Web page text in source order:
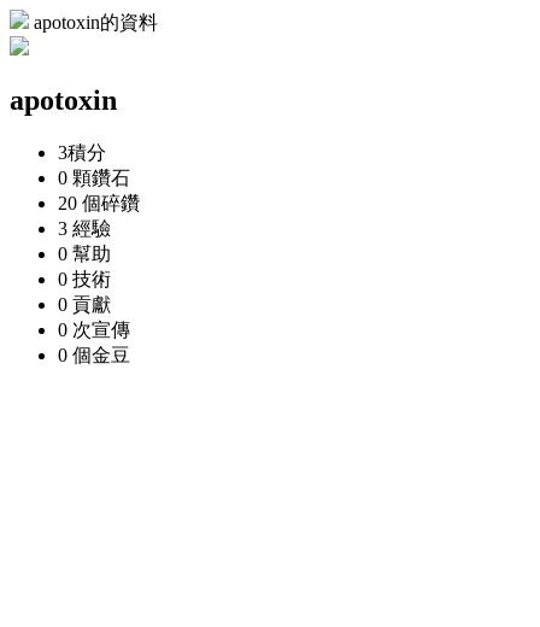
apotoxin的資料
apotoxin
3積分
0 顆鑽石
20 個碎鑽
3 經驗
0 幫助
0 技術
0 貢獻
0 次宣傳
0 個金豆